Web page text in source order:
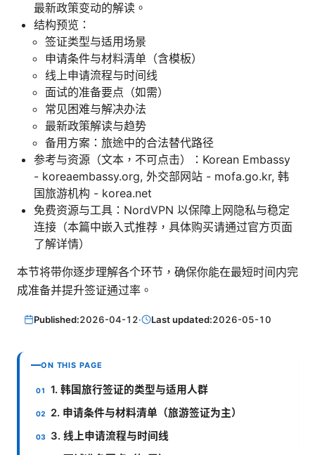
最新政策变动的解读。
结构预览：
签证类型与适用场景
申请条件与材料清单（含模板）
线上申请流程与时间线
面试的准备要点（如需）
常见困难与解决办法
最新政策解读与趋势
备用方案：旅途中的合法替代路径
参考与资源（文本，不可点击）：Korean Embassy
- koreaembassy.org, 外交部网站 - mofa.go.kr, 韩
国旅游机构 - korea.net
免费资源与工具：NordVPN 以保障上网隐私与稳定
连接（本篇中嵌入式推荐，具体购买请通过官方页面
了解详情）
本节将带你逐步理解各个环节，确保你能在最短时间内完
成准备并提升签证通过率。
Published:2026-04-12· Last updated:2026-05-10
ON THIS PAGE
1. 韩国旅行签证的类型与适用人群
2. 申请条件与材料清单（旅游签证为主）
3. 线上申请流程与时间线